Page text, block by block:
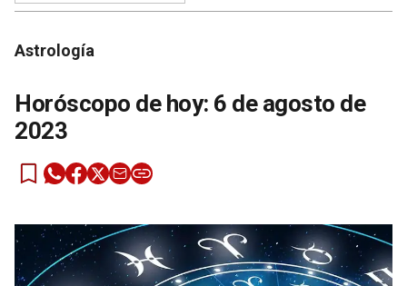
Astrología
Horóscopo de hoy: 6 de agosto de
2023